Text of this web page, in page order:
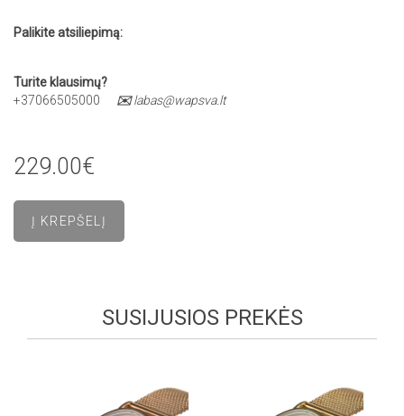
Palikite atsiliepimą:
Turite klausimų?
+37066505000
✉️labas@wapsva.lt
229.00€
SUSIJUSIOS PREKĖS